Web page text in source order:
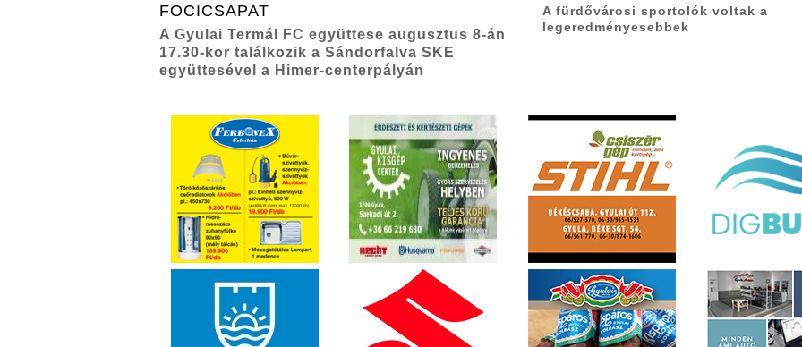
FOCICSAPAT
A Gyulai Termál FC együttese augusztus 8-án
17.30-kor találkozik a Sándorfalva SKE
együttesével a Himer-centerpályán
A fürdővárosi sportolók voltak a
legeredményesebbek